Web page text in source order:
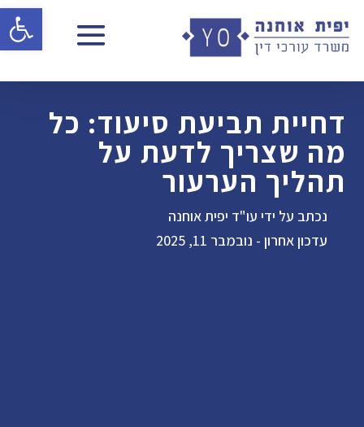
דחיית תביעת סיעוד: כל
מה שצריך לדעת על
תהליך הערעור
נכתב על ידי עו"ד יפית אוחנה
עדכון אחרון - נובמבר 11, 2025